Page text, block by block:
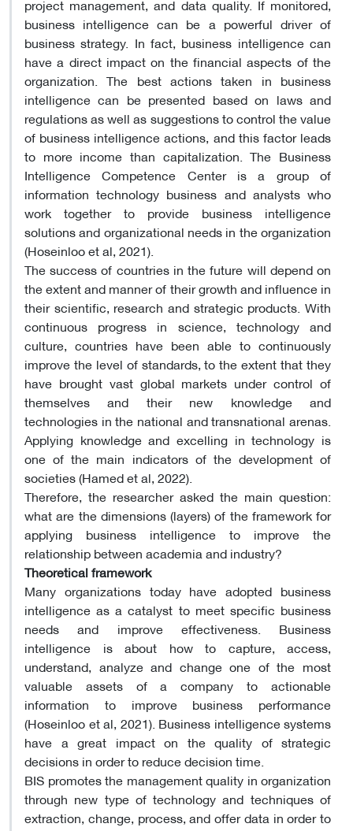
business intelligence can be a powerful driver of
business strategy. In fact, business intelligence can
have a direct impact on the financial aspects of the
organization. The best actions taken in business
intelligence can be presented based on laws and
regulations as well as suggestions to control the value
of business intelligence actions, and this factor leads
to more income than capitalization. The Business
Intelligence Competence Center is a group of
information technology business and analysts who
work together to provide business intelligence
solutions and organizational needs in the organization
(Hoseinloo et al, 2021).
The success of countries in the future will depend on
the extent and manner of their growth and influence in
their scientific, research and strategic products. With
continuous progress in science, technology and
culture, countries have been able to continuously
improve the level of standards, to the extent that they
have brought vast global markets under control of
themselves and their new knowledge and
technologies in the national and transnational arenas.
Applying knowledge and excelling in technology is
one of the main indicators of the development of
societies (Hamed et al, 2022).
Therefore, the researcher asked the main question:
what are the dimensions (layers) of the framework for
applying business intelligence to improve the
relationship between academia and industry?
Theoretical framework
Many organizations today have adopted business
intelligence as a catalyst to meet specific business
needs and improve effectiveness. Business
intelligence is about how to capture, access,
understand, analyze and change one of the most
valuable assets of a company to actionable
information to improve business performance
(Hoseinloo et al, 2021). Business intelligence systems
have a great impact on the quality of strategic
decisions in order to reduce decision time.
BIS promotes the management quality in organization
through new type of technology and techniques of
extraction, change, process, and offer data in order to